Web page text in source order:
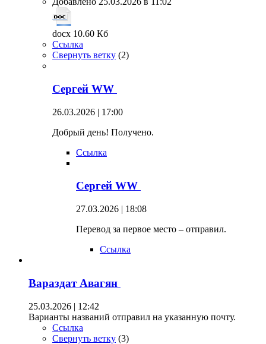
docx 10.60 Кб
Ссылка
Свернуть ветку (2)
Сергей WW
26.03.2026 | 17:00
Добрый день! Получено.
Ссылка
Сергей WW
27.03.2026 | 18:08
Перевод за первое место – отправил.
Ссылка
Вараздат Авагян
25.03.2026 | 12:42
Варианты названий отправил на указанную почту.
Ссылка
Свернуть ветку (3)